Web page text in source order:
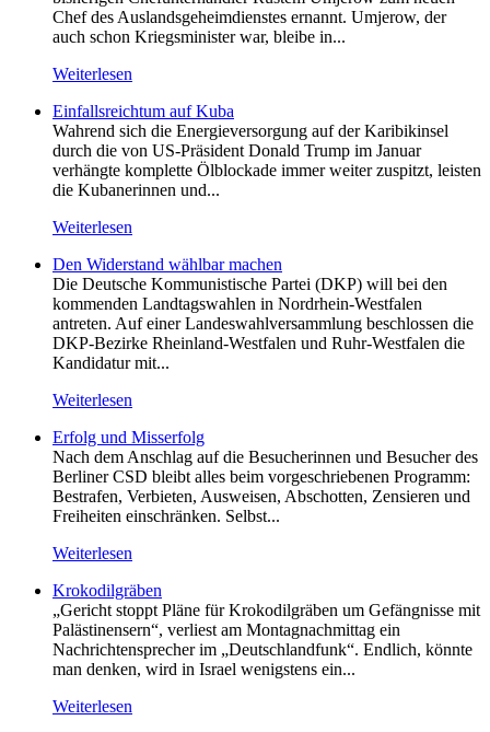
Chef des Auslandsgeheimdienstes ernannt. Umjerow, der
auch schon Kriegsminister war, bleibe in...
Weiterlesen
Einfallsreichtum auf Kuba
Wahrend sich die Energieversorgung auf der Karibikinsel
durch die von US-Präsident Donald Trump im Januar
verhängte komplette Ölblockade immer weiter zuspitzt, leisten
die Kubanerinnen und...
Weiterlesen
Den Widerstand wählbar machen
Die Deutsche Kommunistische Partei (DKP) will bei den
kommenden Landtagswahlen in Nordrhein-Westfalen
antreten. Auf einer Landeswahlversammlung beschlossen die
DKP-Bezirke Rheinland-Westfalen und Ruhr-Westfalen die
Kandidatur mit...
Weiterlesen
Erfolg und Misserfolg
Nach dem Anschlag auf die Besucherinnen und Besucher des
Berliner CSD bleibt alles beim vorgeschriebenen Programm:
Bestrafen, Verbieten, Ausweisen, Abschotten, Zensieren und
Freiheiten einschränken. Selbst...
Weiterlesen
Krokodilgräben
„Gericht stoppt Pläne für Krokodilgräben um Gefängnisse mit
Palästinensern“, verliest am Montagnachmittag ein
Nachrichtensprecher im „Deutschlandfunk“. Endlich, könnte
man denken, wird in Israel wenigstens ein...
Weiterlesen